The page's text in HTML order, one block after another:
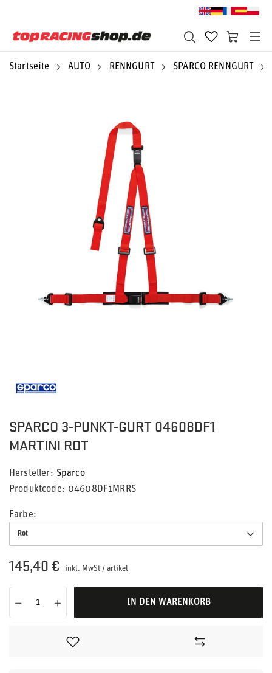
Startseite AUTO RENNGURT SPARCO RENNGURT
SPARCO 3-PUNKT-GURT 04608DF1
MARTINI ROT
Hersteller
Sparco
Produktcode
04608DF1MRRS
Farbe
Rot
145,40 € inkl. MwSt / artikel
IN DEN WARENKORB